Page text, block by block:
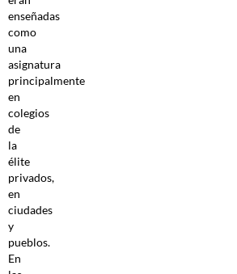
enseñadas
como
una
asignatura
principalmente
en
colegios
de
la
élite
privados,
en
ciudades
y
pueblos.
En